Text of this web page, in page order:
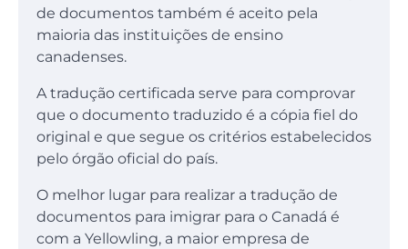
de documentos também é aceito pela
maioria das instituições de ensino
canadenses.
A tradução certificada serve para comprovar
que o documento traduzido é a cópia fiel do
original e que segue os critérios estabelecidos
pelo órgão oficial do país.
O melhor lugar para realizar a tradução de
documentos para imigrar para o Canadá é
com a Yellowling, a maior empresa de